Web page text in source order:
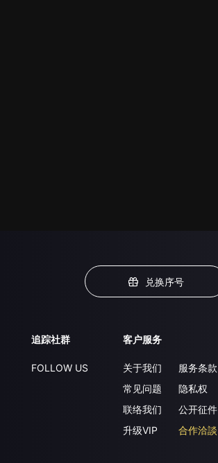
兑换序号
追踪社群
FOLLOW US
客户服务
关于我们
常见问题
联络我们
升级VIP
服务条款
隐私权
公开征件
合作洽談